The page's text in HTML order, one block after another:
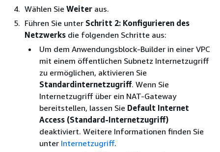
Wählen Sie Weiter aus.
Führen Sie unter Schritt 2: Konfigurieren des
Netzwerks die folgenden Schritte aus:
Um dem Anwendungsblock-Builder in einer VPC
mit einem öffentlichen Subnetz Internetzugriff
zu ermöglichen, aktivieren Sie
Standardinternetzugriff. Wenn Sie
Internetzugriff über ein NAT-Gateway
bereitstellen, lassen Sie Default Internet
Access (Standard-Internetzugriff)
deaktiviert. Weitere Informationen finden Sie
unter Internetzugriff.